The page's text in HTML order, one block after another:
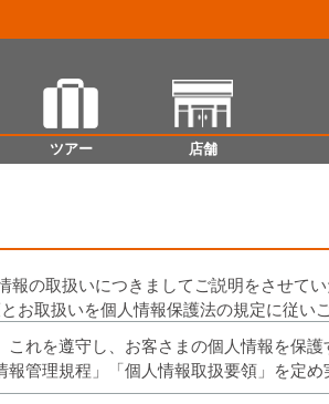
の取扱いにつきましてご説明をさせて
取扱いを個人情報保護法の規定に従い
れを遵守し、お客さまの個人情報を保
管理規程」「個人情報取扱要領」を定